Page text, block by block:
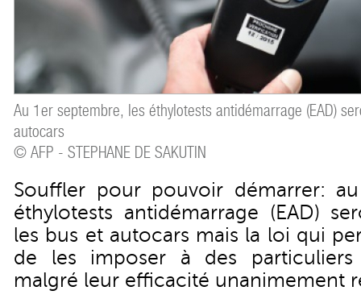
Au 1er septembre, les éthylotests antidémarrage (EAD)
autocars
© AFP - STEPHANE DE SAKUTIN
Souffler pour pouvoir démarrer:
éthylotests antidémarrage (EAD)
les bus et autocars mais la loi qui
de les imposer à des
malgré leur efficacité unanimement